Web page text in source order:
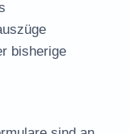
bisherige